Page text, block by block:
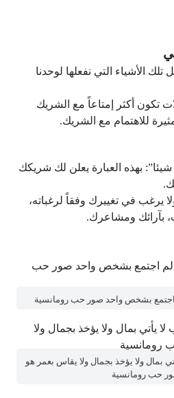
تلك الأشياء التي نفعلها لوحدنا
تكون أكثر إمتاعاً مع الشريك
للاهتمام مع الشريك.
شيئا”: بهذه العبارة يعلن لك شريكك
يرغب في تغييرك وفقاً لرغباته،
بآرائك ومشاعرك.
اجتمع بشخص واحد صور حب رومانسية
بمال ولا يؤخذ بجمال ولا يقاس بعمر هو
حب رومانسية